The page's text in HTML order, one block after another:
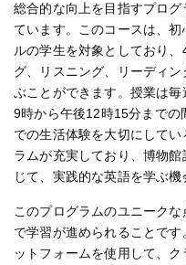
総合的な向上を目指すプロ
ています。このコースは、
ルの学生を対象としており
グ、リスニング、リーディ
ぶことができます。授業は
9時から午後12時15分までの
での生活体験を大切にして
ラムが充実しており、博物
じて、実践的な英語を学ぶ機
このプログラムのユニーク
で学習が進められることで
ットフォームを使用して、ク